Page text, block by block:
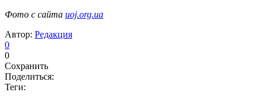
Фото с сайта uoj.org.ua
Автор: Редакция
0
0
Сохранить
Поделиться:
Теги: